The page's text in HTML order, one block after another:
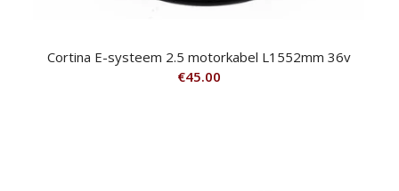
Cortina E-systeem 2.5 motorkabel L1552mm 36v
€45.00